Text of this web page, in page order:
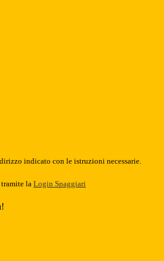
indicato con le istruzioni necessarie.
tramite la Login Spaggiari